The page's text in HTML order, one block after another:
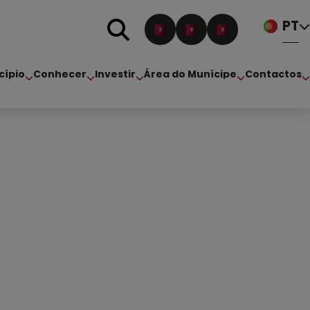
PT
Conhecer Investir Área do Munícipe Contactos